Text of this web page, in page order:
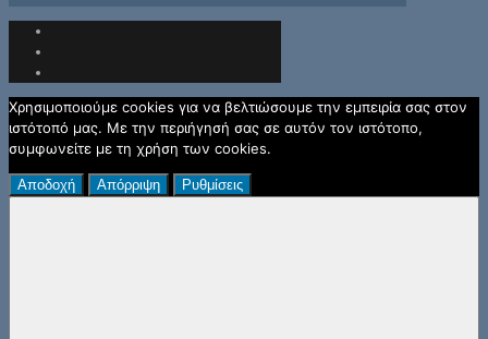
Χρησιμοποιούμε cookies για να βελτιώσουμε την εμπειρία σας στον
ιστότοπό μας. Με την περιήγησή σας σε αυτόν τον ιστότοπο,
συμφωνείτε με τη χρήση των cookies.
Αποδοχή Απόρριψη Ρυθμίσεις